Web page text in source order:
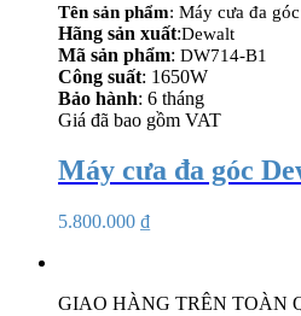
Tên sản phẩm: Máy cưa đa góc
Hãng sản xuất:Dewalt
Mã sản phẩm: DW714-B1
Công suất: 1650W
Bảo hành: 6 tháng
Giá đã bao gồm VAT
Máy cưa đa góc
5.800.000 ₫
GIAO HÀNG TRÊN TOÀN